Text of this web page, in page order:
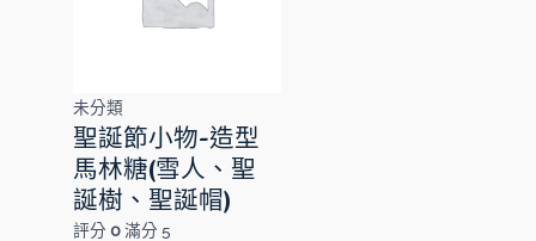
未分類
聖誕節小物-造型
馬林糖(雪人、聖
誕樹、聖誕帽)
評分0滿分 5